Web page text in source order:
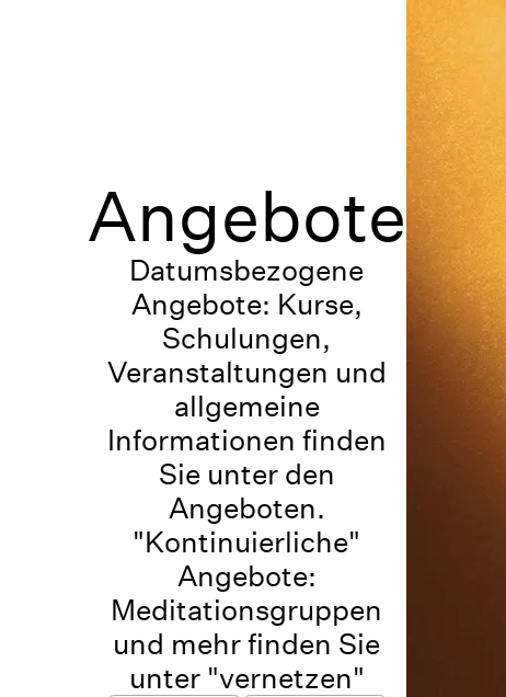
Angebote
Datumsbezogene
Angebote: Kurse,
Schulungen,
Veranstaltungen und
allgemeine
Informationen finden
Sie unter den
Angeboten.
"Kontinuierliche"
Angebote:
Meditationsgruppen
und mehr finden Sie
unter "vernetzen"